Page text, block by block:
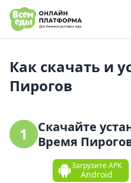
Как скачать и
Пирогов
1
Скачайте
Время
Загрузите APK
Android
menu